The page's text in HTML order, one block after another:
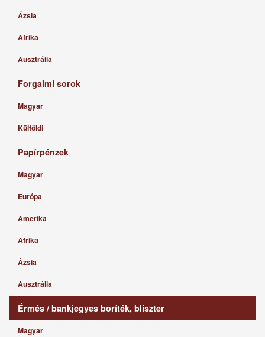
Ázsia
Afrika
Ausztrália
Forgalmi sorok
Magyar
Külföldi
Papírpénzek
Magyar
Európa
Amerika
Afrika
Ázsia
Ausztrália
Érmés / bankjegyes boríték, bliszter
Magyar